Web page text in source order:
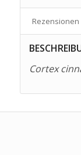
Rezensionen
Cortex